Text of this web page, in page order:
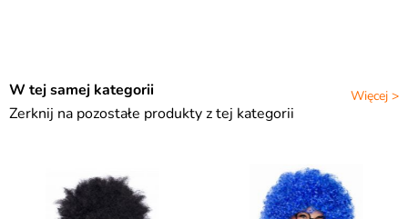
Więcej >
W tej samej kategorii
Zerknij na pozostałe produkty z tej kategorii